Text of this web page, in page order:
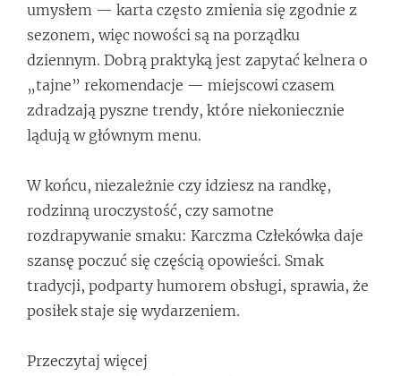
umysłem — karta często zmienia się zgodnie z
sezonem, więc nowości są na porządku
dziennym. Dobrą praktyką jest zapytać kelnera o
„tajne” rekomendacje — miejscowi czasem
zdradzają pyszne trendy, które niekoniecznie
lądują w głównym menu.
W końcu, niezależnie czy idziesz na randkę,
rodzinną uroczystość, czy samotne
rozdrapywanie smaku: Karczma Człekówka daje
szansę poczuć się częścią opowieści. Smak
tradycji, podparty humorem obsługi, sprawia, że
posiłek staje się wydarzeniem.
Przeczytaj więcej